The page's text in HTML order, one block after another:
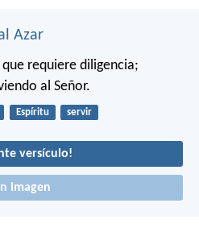
Azar
requiere diligencia;
al Señor.
Espíritu servir
versículo!
imagen